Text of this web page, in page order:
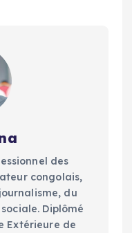
des
congolais,
du
Diplômé
Extérieure de